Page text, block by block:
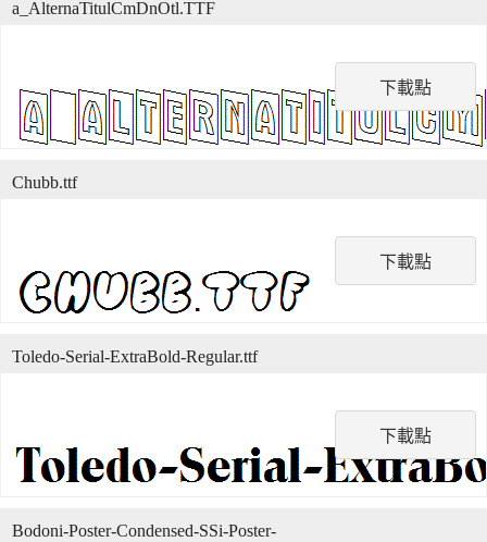
下載點
a_AlternaTitulCmDnOtl.TTF
下載點
Chubb.ttf
下載點
Toledo-Serial-ExtraBold-Regular.ttf
Bodoni-Poster-Condensed-SSi-Poster-